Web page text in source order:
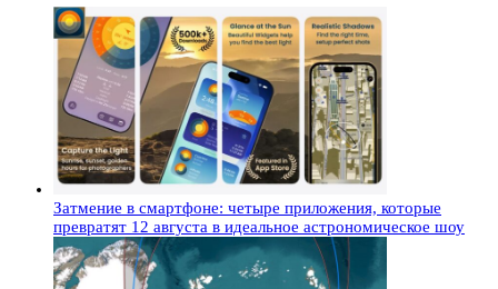
Затмение в смартфоне: четыре приложения, которые
превратят 12 августа в идеальное астрономическое шоу